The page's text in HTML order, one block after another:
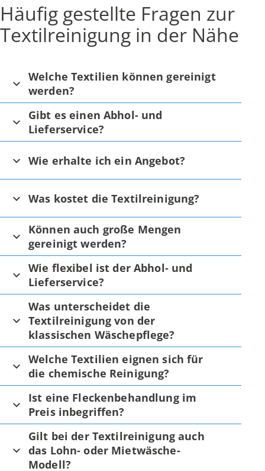
Häufig gestellte Fragen zur
Textilreinigung in der Nähe
Welche Textilien können gereinigt
werden?
Gibt es einen Abhol- und
Lieferservice?
Wie erhalte ich ein Angebot?
Was kostet die Textilreinigung?
Können auch große Mengen
gereinigt werden?
Wie flexibel ist der Abhol- und
Lieferservice?
Was unterscheidet die
Textilreinigung von der
klassischen Wäschepflege?
Welche Textilien eignen sich für
die chemische Reinigung?
Ist eine Fleckenbehandlung im
Preis inbegriffen?
Gilt bei der Textilreinigung auch
das Lohn- oder Mietwäsche-
Modell?